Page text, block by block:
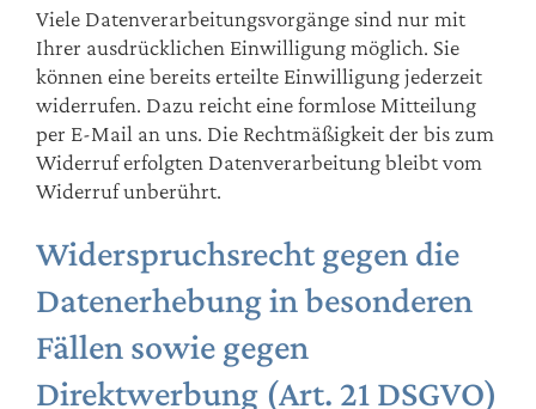
Viele Datenverarbeitungsvorgänge sind nur mit
Ihrer ausdrücklichen Einwilligung möglich. Sie
können eine bereits erteilte Einwilligung jederzeit
widerrufen. Dazu reicht eine formlose Mitteilung
per E-Mail an uns. Die Rechtmäßigkeit der bis zum
Widerruf erfolgten Datenverarbeitung bleibt vom
Widerruf unberührt.
Widerspruchsrecht gegen die
Datenerhebung in besonderen
Fällen sowie gegen
Direktwerbung (Art. 21 DSGVO)